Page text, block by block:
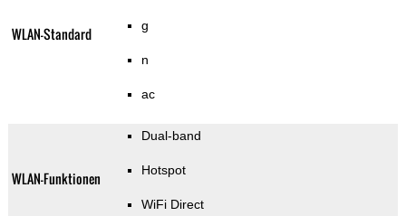
WLAN-Standard g
n
ac
WLAN-Funktionen
Dual-band
Hotspot
WiFi Direct